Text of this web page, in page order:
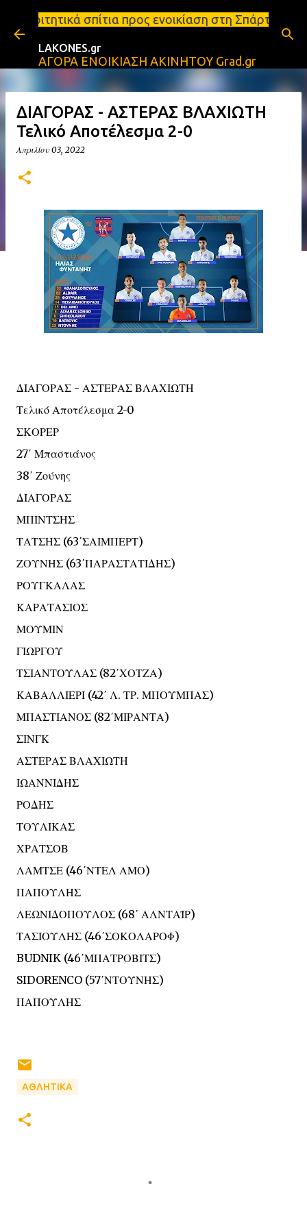
Μετάβαση στο κύριο περιεχόμενο
προς ενοικίαση στη Σπάρτη Ενοικιάσεις
LAKONES.gr
ΑΓΟΡΑ ΕΝΟΙΚΙΑΣΗ ΑΚΙΝΗΤΟΥ Grad.gr
ΔΙΑΓΟΡΑΣ - ΑΣΤΕΡΑΣ ΒΛΑΧΙΩΤΗ
Τελικό Αποτέλεσμα 2-0
Απριλίου 03, 2022
ΔΙΑΓΟΡΑΣ - ΑΣΤΕΡΑΣ ΒΛΑΧΙΩΤΗ
Τελικό Αποτέλεσμα 2-0
ΣΚΟΡΕΡ
27΄ Μπαστιάνος
38΄ Ζούνης
ΔΙΑΓΟΡΑΣ
ΜΠΙΝΤΣΗΣ
ΤΑΤΣΗΣ (63΄ΣΑΙΜΠΕΡΤ)
ΖΟΥΝΗΣ (63΄ΠΑΡΑΣΤΑΤΙΔΗΣ)
ΡΟΥΓΚΑΛΑΣ
ΚΑΡΑΤΑΣΙΟΣ
ΜΟΥΜΙΝ
ΓΙΩΡΓΟΥ
ΤΣΙΑΝΤΟΥΛΑΣ (82΄ΧΟΤΖΑ)
ΚΑΒΑΛΛΙΕΡΙ (42΄ Λ. ΤΡ. ΜΠΟΥΜΠΑΣ)
ΜΠΑΣΤΙΑΝΟΣ (82΄ΜΙΡΑΝΤΑ)
ΣΙΝΓΚ
ΑΣΤΕΡΑΣ ΒΛΑΧΙΩΤΗ
ΙΩΑΝΝΙΔΗΣ
ΡΟΔΗΣ
ΤΟΥΛΙΚΑΣ
ΧΡΑΤΣΟΒ
ΛΑΜΤΣΕ (46΄ΝΤΕΛ ΑΜΟ)
ΠΑΠΟΥΛΗΣ
ΛΕΩΝΙΔΟΠΟΥΛΟΣ (68΄ ΑΛΝΤΑΪΡ)
ΤΑΣΙΟΥΛΗΣ (46΄ΣΟΚΟΛΑΡΟΦ)
BUDNIK (46΄ΜΠΑΤΡΟΒΙΤΣ)
SIDORENCO (57΄ΝΤΟΥΝΗΣ)
ΠΑΠΟΥΛΗΣ
ΑΘΛΗΤΙΚΑ